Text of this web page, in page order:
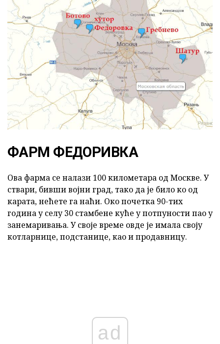
ФАРМ ФЕДОРИВКА
Ова фарма се налази 100 километара од Москве. У
ствари, бивши војни град, тако да је било ко од
карата, нећете га наћи. Око почетка 90-тих
година у селу 30 стамбене куће у потпуности пао у
занемаривања. У своје време овде је имала своју
котларнице, подстанице, као и продавницу.
ad